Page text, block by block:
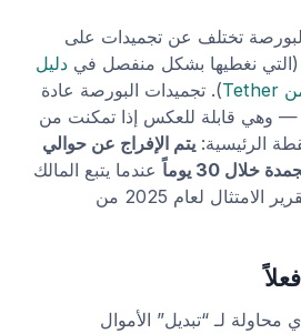
تختلف عن تجميدات على
نغطيها بشكل منفصل في دليل
). تجميدات البورصة عادة
— وهي قابلة للعكس إذا تمكنت من
الرئيسية: يتم الإفراج عن حوالي
عندما يتبع المالك
الإجراء الصحيح، وفقاً لتقرير الامتثال لعام 2025 من
محاولة لـ “تبديل” الأموال